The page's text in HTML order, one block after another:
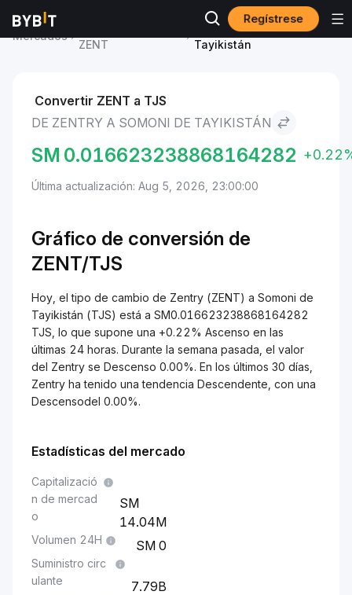
Regístrese
Mercados
ZENT
Zentry to Somoni de
Tayikistán
Convertir ZENT a TJS
DE ZENTRY A SOMONI DE TAYIKISTÁN
SM 0.016623238868164282
Última actualización: Aug 5, 2026, 23:00:00
Gráfico de conversión de
ZENT/TJS
Hoy, el tipo de cambio de Zentry (ZENT) a Somoni de
Tayikistán (TJS) está a SM0.016623238868164282
TJS, lo que supone una +0.22% Ascenso en las
últimas 24 horas. Durante la semana pasada, el valor
del Zentry se Descenso 0.00%. En los últimos 30 días,
Zentry ha tenido una tendencia Descendente, con una
Descensodel 0.00%.
Estadísticas del mercado
Capitalizació
n de mercad
o
14.04M
Volumen 24H 0
Suministro circ
ulante
7.79B